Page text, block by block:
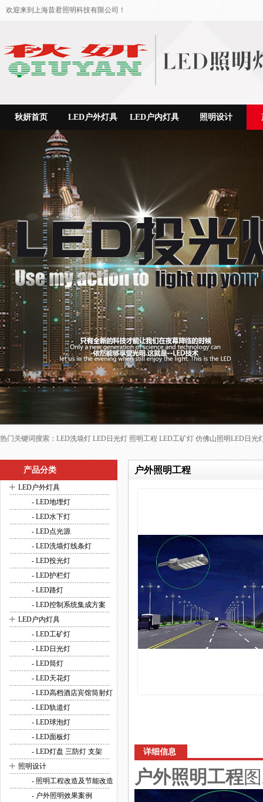
欢迎来到上海昔君照明科技有限公司！
秋妍首页 LED户外灯具 LED户内灯具 照明设计
热门关键词搜索： LED洗墙灯 LED日光灯 照明工程 LED工矿灯 仿佛山照明LED日光
产品分类
+ LED户外灯具
- LED地埋灯
- LED水下灯
- LED点光源
- LED洗墙灯线条灯
- LED投光灯
- LED护栏灯
- LED路灯
- LED控制系统集成方案
+ LED户内灯具
- LED工矿灯
- LED日光灯
- LED筒灯
- LED天花灯
- LED高档酒店宾馆筒射灯
- LED轨道灯
- LED球泡灯
- LED面板灯
- LED灯盘 三防灯 支架
+ 照明设计
- 照明工程改造及节能改造
- 户外照明效果案例
户外照明工程
详细信息
户外照明工程